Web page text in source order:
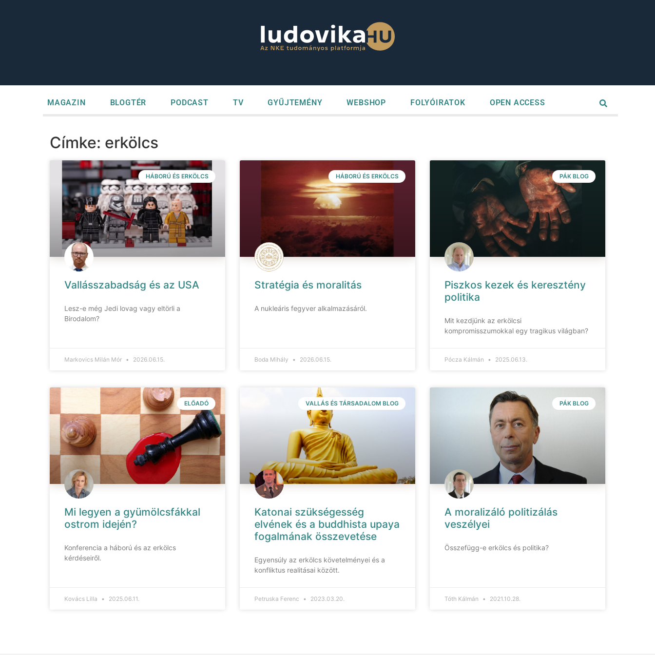
MAGAZIN BLOGTÉR PODCAST TV GYŰJTEMÉNY WEBSHOP FOLYÓIRATOK OPEN ACCESS
Címke: erkölcs
HÁBORÚ ÉS ERKÖLCS
Vallásszabadság és az USA
Lesz-e még Jedi lovag vagy eltörli a
Birodalom?
Markovics Milán Mór 2026.06.15.
HÁBORÚ ÉS ERKÖLCS
Stratégia és moralitás
A nukleáris fegyver alkalmazásáról.
Boda Mihály 2026.06.15.
PÁK BLOG
Piszkos kezek és keresztény
politika
Mit kezdjünk az erkölcsi
kompromisszumokkal egy tragikus világban?
Pócza Kálmán 2025.06.13.
ELŐADÓ
Mi legyen a gyümölcsfákkal
ostrom idején?
Konferencia a háború és az erkölcs
kérdéseiről.
Kovács Lilla 2025.06.11.
VALLÁS ÉS TÁRSADALOM BLOG
Katonai szükségesség
elvének és a buddhista upaya
fogalmának összevetése
Egyensúly az erkölcs követelményei és a
konfliktus realitásai között.
Petruska Ferenc 2023.03.20.
PÁK BLOG
A moralizáló politizálás
veszélyei
Összefügg-e erkölcs és politika?
Tóth Kálmán 2021.10.28.